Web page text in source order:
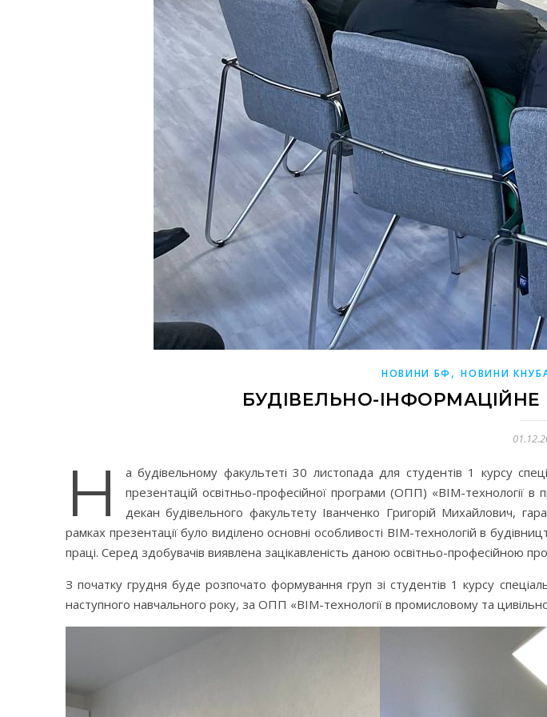
НОВИНИ БФ ,НОВИНИ
БУДІВЕЛЬНО-
Н
а будівельному факультеті 30 листопада для студентів 1 курсу
презентацій освітньо-професійної програми (ОПП) «BIM-технології в
декан будівельного факультету Іванченко Григорій Михайлович,
рамках презентації було виділено основні особливості BIM-технологій в
праці. Серед здобувачів виявлена зацікавленість даною освітньо-професійною
З початку грудня буде розпочато формування груп зі студентів 1 курсу
наступного навчального року, за ОПП «BIM-технології в промисловому та